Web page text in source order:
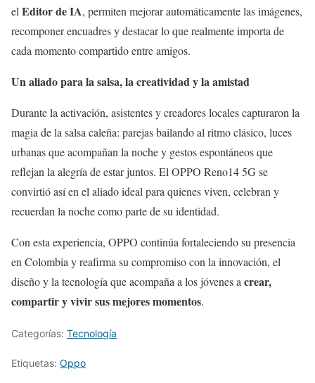
el Editor de IA, permiten mejorar automáticamente las imágenes,
recomponer encuadres y destacar lo que realmente importa de
cada momento compartido entre amigos.
Un aliado para la salsa, la creatividad y la amistad
Durante la activación, asistentes y creadores locales capturaron la
magia de la salsa caleña: parejas bailando al ritmo clásico, luces
urbanas que acompañan la noche y gestos espontáneos que
reflejan la alegría de estar juntos. El OPPO Reno14 5G se
convirtió así en el aliado ideal para quienes viven, celebran y
recuerdan la noche como parte de su identidad.
Con esta experiencia, OPPO continúa fortaleciendo su presencia
en Colombia y reafirma su compromiso con la innovación, el
diseño y la tecnología que acompaña a los jóvenes a crear,
compartir y vivir sus mejores momentos.
Categorías: Tecnología
Etiquetas: Oppo